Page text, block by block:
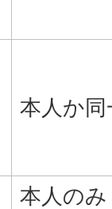
本人か
本人のみ